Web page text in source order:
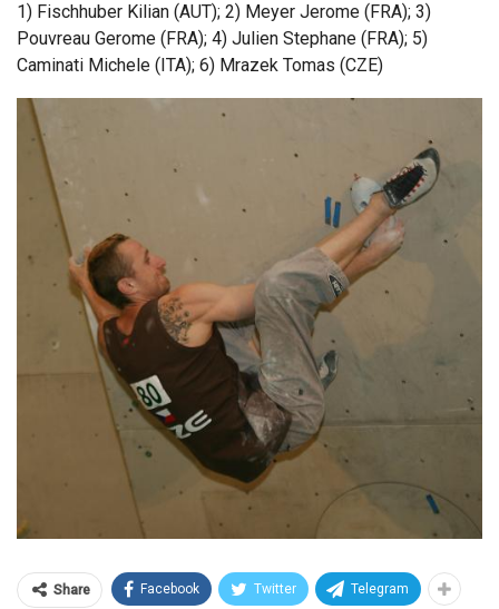
1) Fischhuber Kilian (AUT); 2) Meyer Jerome (FRA); 3)
Pouvreau Gerome (FRA); 4) Julien Stephane (FRA); 5)
Caminati Michele (ITA); 6) Mrazek Tomas (CZE)
Share Facebook Twitter Telegram